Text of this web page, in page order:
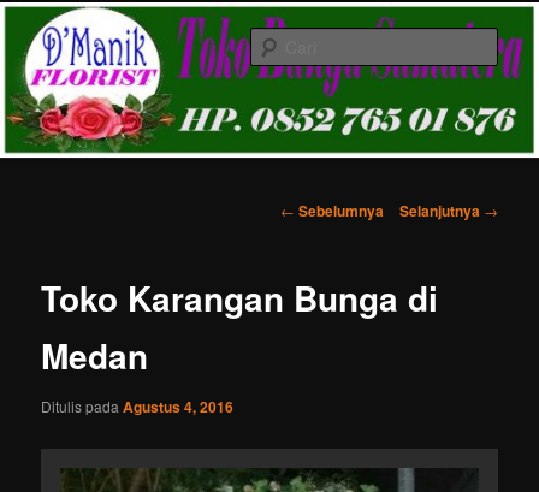
Langsung
konten
utamaToko Karangan Bunga Medan HP.
081361155843
Melayani Pemesanan karangan bunga papan ucapan di Kota Medan &
Gratis Ongkir
Cari
Navigasi
← Sebelumnya Selanjutnya →
Toko Karangan Bunga di
Medan
Ditulis padaAgustus 4, 2016